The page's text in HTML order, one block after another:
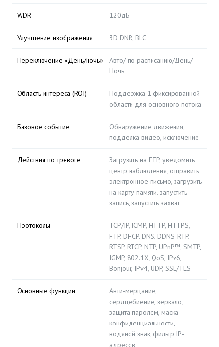
WDR 120дБ
Улучшение изображения 3D DNR, BLC
Переключение «День/ночь»
Авто/ по расписанию/День/
Ночь
Область интереса (ROI)
Поддержка 1 фиксированной
области для основного потока
Базовое событие
Обнаружение движения,
подделка видео, исключение
Действия по тревоге
Загрузить на FTP, уведомить
центр наблюдения, отправить
электронное письмо, загрузить
на карту памяти, запустить
запись, запустить захват
Протоколы
TCP/IP, ICMP, HTTP, HTTPS,
FTP, DHCP, DNS, DDNS, RTP,
RTSP, RTCP, NTP, UPnP™, SMTP,
IGMP, 802.1X, QoS, IPv6,
Bonjour, IPv4, UDP, SSL/TLS
Основные функции
Анти-мерцание,
сердцебиение, зеркало,
защита паролем, маска
конфиденциальности,
водяной знак, фильтр IP-
адресов